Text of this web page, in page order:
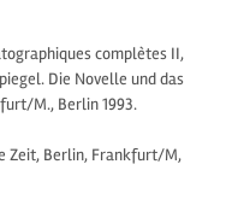
complètes II,
Die Novelle und das
M., Berlin 1993.
Zeit, Berlin, Frankfurt/M,